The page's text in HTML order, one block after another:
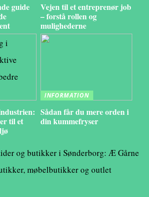
guide
Vejen til et entreprenør job
– forstå rollen og
mulighederne
til et
INFORMATION
Sådan får du mere orden i
din kummefryser
og butikker i Sønderborg: Æ Gårne
møbelbutikker og outlet